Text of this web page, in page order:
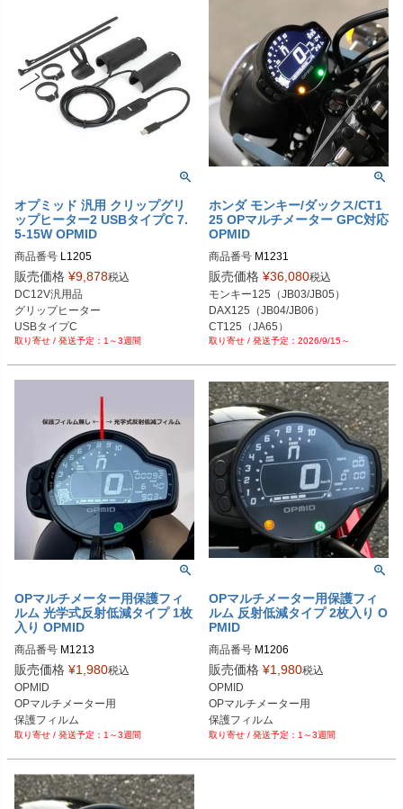
オプミッド 汎用 クリップグリ
ップヒーター2 USBタイプC 7.
5-15W OPMID
商品番号 L1205
販売価格 ¥9,878税込
DC12V汎用品
グリップヒーター
USBタイプC
7.5-15W
1～3週間
ホンダ モンキー/ダックス/CT1
25 OPマルチメーター GPC対応
OPMID
商品番号 M1231
旧型番M1208
販売価格 ¥36,080税込
モンキー125（JB03/JB05）
DAX125（JB04/JB06）
CT125（JA65）
2026/9/15～
OPマルチメーター用保護フィ
ルム 光学式反射低減タイプ 1枚
入り OPMID
商品番号 M1213
販売価格 ¥1,980税込
OPMID
OPマルチメーター用
保護フィルム
光学式反射低減タイプ1～3週間
OPマルチメーター用保護フィ
ルム 反射低減タイプ 2枚入り O
PMID
商品番号 M1206
販売価格 ¥1,980税込
OPMID
OPマルチメーター用
保護フィルム
反射低減タイプ 2枚入り
1～3週間